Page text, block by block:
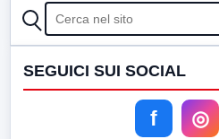
CERCA
SEGUICI SUI SOCIAL
f ◎